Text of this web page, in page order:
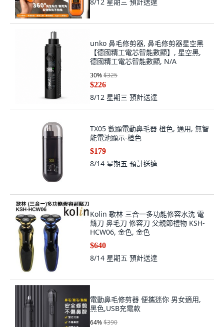
unko 鼻毛修剪器, 鼻毛修剪器星空黑
【德國精工電芯智能數顯】, 星空黑,
德國精工電芯智能數顯, N/A
30%$325
$226
8/12 星期三 預計送達
TX05 數顯電動鼻毛器 橙色, 通用, 無智
能電池顯示-橙色
$179
8/14 星期五 預計送達
Kolin 歌林 三合一多功能修容水洗 電
鬍刀 鼻毛刀 修容刀 父親節禮物 KSH-
HCW06, 金色, 金色
$640
8/14 星期五 預計送達
電動鼻毛修剪器 便攜迷你 男女適用,
黑色,USB充電款
64%$390